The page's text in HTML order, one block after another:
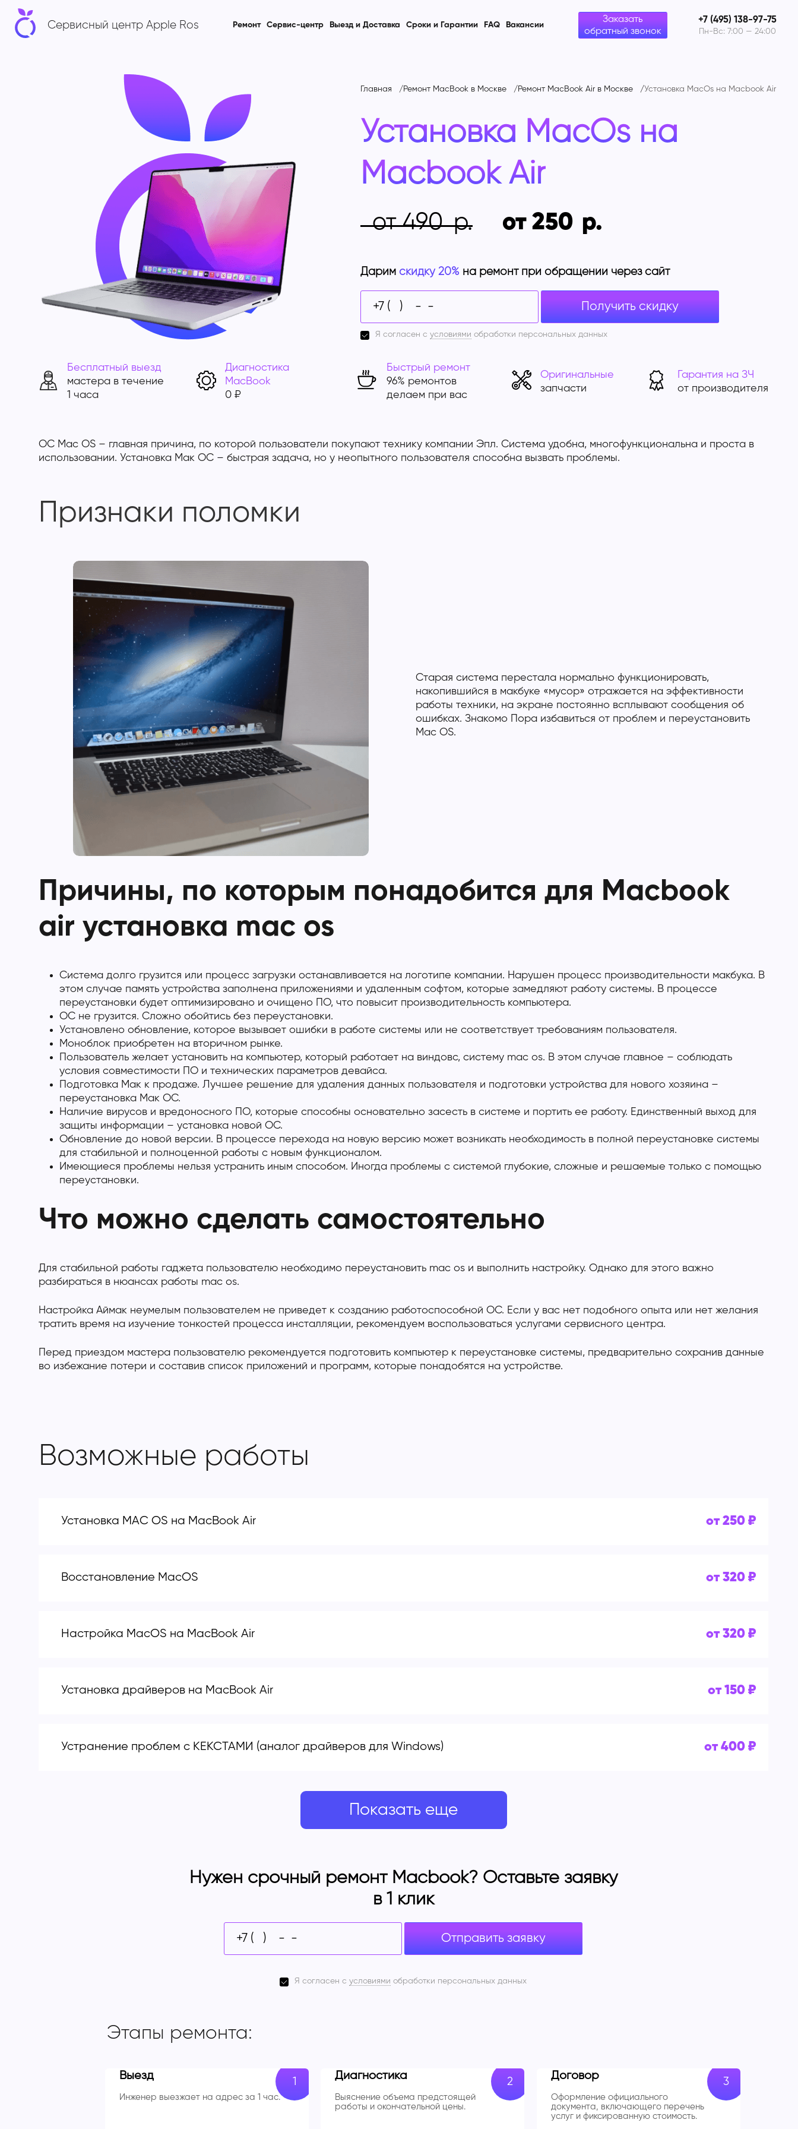
Сервисный центр Apple Ros Ремонт Сервис-центр Выезд и Доставка Сроки и Гарантии FAQ Вакансии
Заказать
обратный звонок
+7 (495) 138-97-75
Пн-Вс: 7:00 — 24:00
Главная Ремонт MacBook в Москве Ремонт MacBook Air в Москве Установка MacOs на Macbook Air
Установка MacOs на
Macbook Air
от 490 от 250
Дарим скидку 20% на ремонт при обращении через сайт
Получить скидку
Я согласен с условиями обработки персональных данных
Бесплатный выезд
мастера в течение
1 часа
Диагностика
MacBook
0 ₽
Быстрый ремонт
96% ремонтов
делаем при вас
Оригинальные
запчасти
Гарантия на ЗЧ
от производителя
ОС Mac OS – главная причина, по которой пользователи покупают технику компании Эпл. Система удобна, многофункциональна и проста в
использовании. Установка Мак ОС – быстрая задача, но у неопытного пользователя способна вызвать проблемы.
Признаки поломки
Старая система перестала нормально функционировать,
накопившийся в макбуке «мусор» отражается на эффективности
работы техники, на экране постоянно всплывают сообщения об
ошибках. Знакомо Пора избавиться от проблем и переустановить
Mac OS.
Причины, по которым понадобится для Macbook
air установка mac os
Система долго грузится или процесс загрузки останавливается на логотипе компании. Нарушен процесс производительности макбука. В
этом случае память устройства заполнена приложениями и удаленным софтом, которые замедляют работу системы. В процессе
переустановки будет оптимизировано и очищено ПО, что повысит производительность компьютера.
ОС не грузится. Сложно обойтись без переустановки.
Установлено обновление, которое вызывает ошибки в работе системы или не соответствует требованиям пользователя.
Моноблок приобретен на вторичном рынке.
Пользователь желает установить на компьютер, который работает на виндовс, систему mac os. В этом случае главное – соблюдать
условия совместимости ПО и технических параметров девайса.
Подготовка Мак к продаже. Лучшее решение для удаления данных пользователя и подготовки устройства для нового хозяина –
переустановка Мак ОС.
Наличие вирусов и вредоносного ПО, которые способны основательно засесть в системе и портить ее работу. Единственный выход для
защиты информации – установка новой ОС.
Обновление до новой версии. В процессе перехода на новую версию может возникать необходимость в полной переустановке системы
для стабильной и полноценной работы с новым функционалом.
Имеющиеся проблемы нельзя устранить иным способом. Иногда проблемы с системой глубокие, сложные и решаемые только с помощью
переустановки.
Что можно сделать самостоятельно
Для стабильной работы гаджета пользователю необходимо переустановить mac os и выполнить настройку. Однако для этого важно
разбираться в нюансах работы mac os.
Настройка Аймак неумелым пользователем не приведет к созданию работоспособной ОС. Если у вас нет подобного опыта или нет желания
тратить время на изучение тонкостей процесса инсталляции, рекомендуем воспользоваться услугами сервисного центра.
Перед приездом мастера пользователю рекомендуется подготовить компьютер к переустановке системы, предварительно сохранив данные
во избежание потери и составив список приложений и программ, которые понадобятся на устройстве.
Возможные работы
Установка MAC OS на MacBook Air от 250 ₽
Восстановление MacOS от 320 ₽
Настройка MacOS на MacBook Air от 320 ₽
Установка драйверов на MacBook Air от 150 ₽
Устранение проблем с КЕКСТАМИ (аналог драйверов для Windows) от 400 ₽
Показать еще
Нужен срочный ремонт Macbook? Оставьте заявку
в 1 клик
Отправить заявку
Я согласен сусловиями обработки персональных данных
Этапы ремонта:
Выезд
Инженер выезжает на адрес за 1 час.
Диагностика
Выяснение объема предстоящей
работы и окончательной цены.
Договор
Оформление официального
документа, включающего перечень
услуг и фиксированную стоимость.